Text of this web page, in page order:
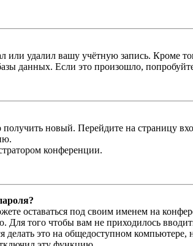
удалил вашу учётную запись. Кроме
данных. Если это произошло, попробуйте
новый. Перейдите на страницу
конференции.
оставаться под своим именем на
Для того чтобы вам не приходилось
это на общедоступном